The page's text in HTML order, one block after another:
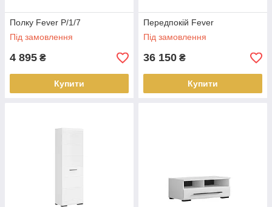
Полку Fever P/1/7
Під замовлення
4 895 ₴
Купити
Передпокій Fever
Під замовлення
36 150 ₴
Купити